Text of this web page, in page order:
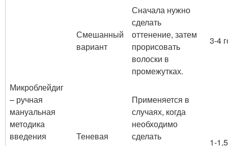
Смешанный
вариант
Сначала нужно
сделать
оттенение, затем
прорисовать
волоски в
промежутках.
3-4
Микроблейдиг
– ручная
мануальная
методика
введения
Теневая
Применяется в
случаях, когда
необходимо
сделать
1-